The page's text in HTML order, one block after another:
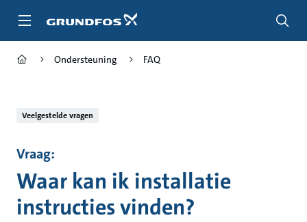
naar
Ondersteuning FAQ
Veelgestelde vragen
Vraag:
Waar kan ik installatie
instructies vinden?